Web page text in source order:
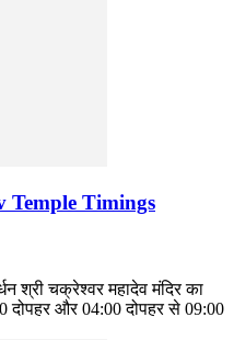
Temple Timings
श्री चक्रेश्वर महादेव मंदिर का
दोपहर और 04:00 दोपहर से 09:00